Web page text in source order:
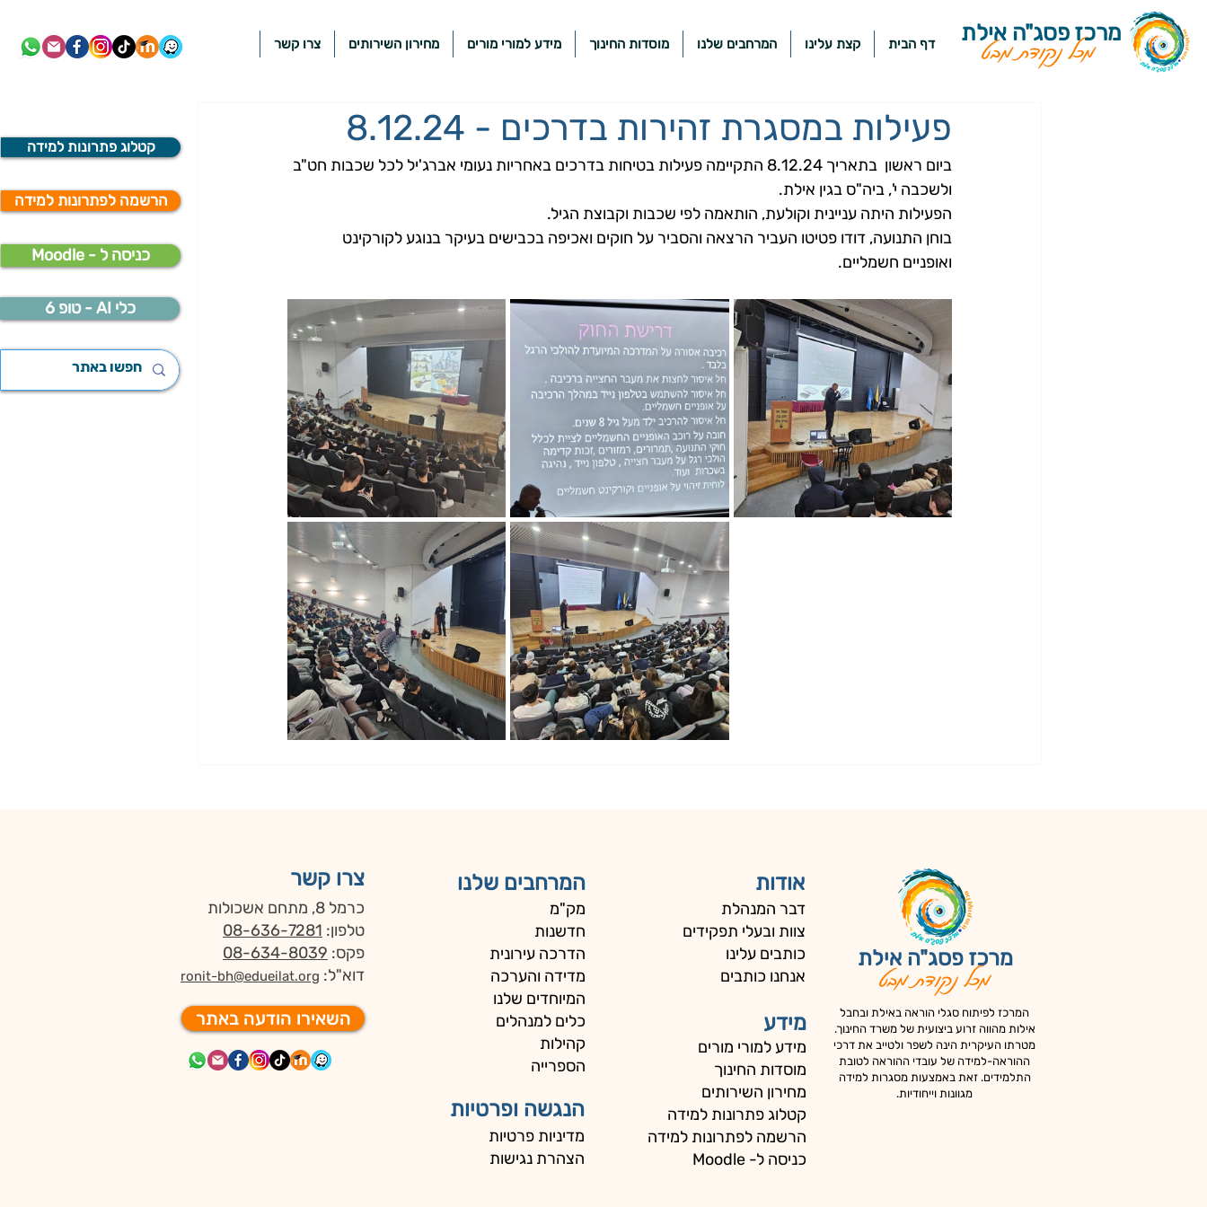
קטלוג פתרונות למידה
הרשמה לפתרונות למידה
Moodle - כניסה ל
כלי AI - טופ 6
מכל נקודת מבט
מרכז פסג"ה אילת דף הבית קצת עלינו המרחבים שלנו מוסדות החינוך מידע למורי מורים מחירון השירותים צרו קשר
פעילות במסגרת זהירות בדרכים - 8.12.24
ביום ראשון  בתאריך 8.12.24 התקיימה פעילות בטיחות בדרכים באחריות נעומי אברג'יל לכל שכבות חט"ב
ולשכבה י', ביה"ס בגין אילת.
הפעילות היתה עניינית וקולעת, הותאמה לפי שכבות וקבוצת הגיל.
בוחן התנועה, דודו פטיטו העביר הרצאה והסביר על חוקים ואכיפה בכבישים בעיקר בנוגע לקורקינט
ואופניים חשמליים.
צרו קשר
כרמל 8, מתחם אשכולות
טלפון: 08-636-7281
פקס: 08-634-8039
דוא"ל: ronit-bh@edueilat.org
השאירו הודעה באתר
המרחבים שלנו
מק"מ
חדשנות
הדרכה עירונית
מדידה והערכה
המיוחדים שלנו
כלים למנהלים
קהילות
הספרייה
הנגשה ופרטיות
מדיניות פרטיות
הצהרת נגישות
אודות
דבר המנהלת
צוות ובעלי תפקידים
כותבים עלינו
אנחנו כותבים
מידע
מידע למורי מורים
מוסדות החינוך
מחירון השירותים
קטלוג פתרונות למידה
הרשמה לפתרונות למידה
כניסה ל- Moodle
מרכז פסג"ה אילת
מכל נקודת מבט
המרכז לפיתוח סגלי הוראה באילת ובחבל
אילות מהווה זרוע ביצועית של משרד החינוך.
מטרתו העיקרית הינה לשפר ולטייב את דרכי
ההוראה-למידה של עובדי ההוראה לטובת
התלמידים. זאת באמצעות מסגרות למידה
מגוונות וייחודיות.